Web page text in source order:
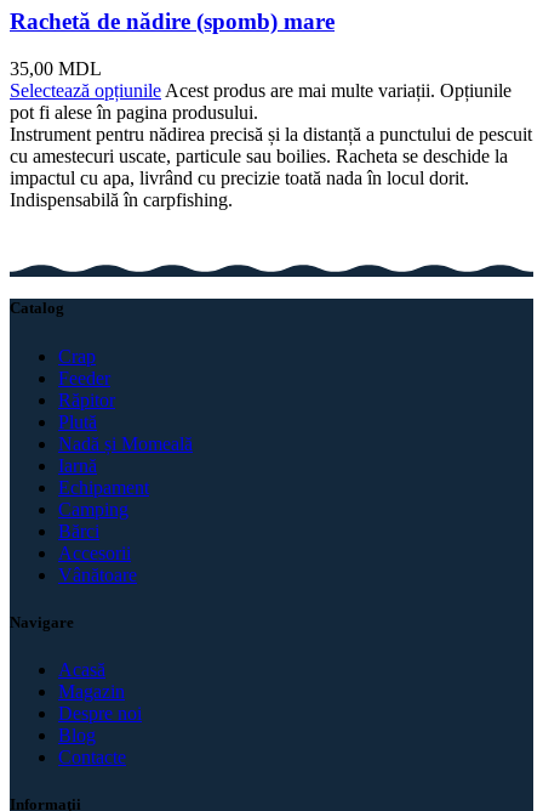
Rachetă de nădire (spomb) mare
35,00 MDL
Selectează opțiunile Acest produs are mai multe variații. Opțiunile
pot fi alese în pagina produsului.
Instrument pentru nădirea precisă și la distanță a punctului de pescuit
cu amestecuri uscate, particule sau boilies. Racheta se deschide la
impactul cu apa, livrând cu precizie toată nada în locul dorit.
Indispensabilă în carpfishing.
Catalog
Crap
Feeder
Răpitor
Plută
Nadă și Momeală
Iarnă
Echipament
Camping
Bărci
Accesorii
Vânătoare
Navigare
Acasă
Magazin
Despre noi
Blog
Contacte
Informaţii